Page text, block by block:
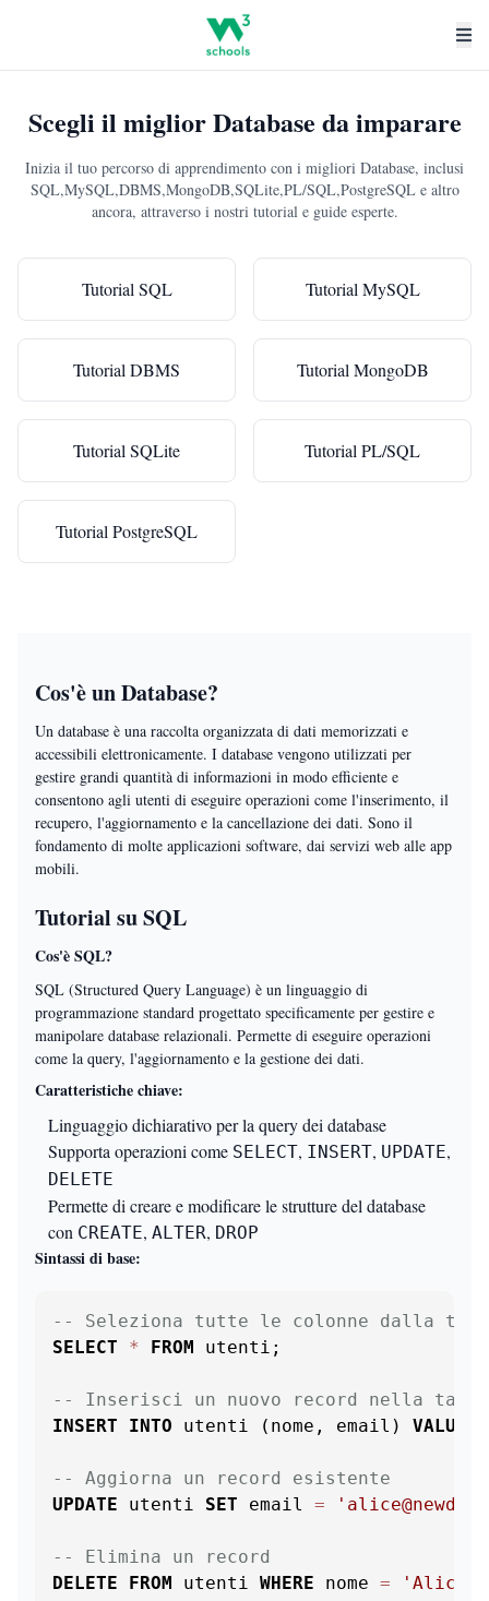
Scegli il miglior Database da imparare
Inizia il tuo percorso di apprendimento con i migliori Database, inclusi
SQL,MySQL,DBMS,MongoDB,SQLite,PL/SQL,PostgreSQL e altro
ancora, attraverso i nostri tutorial e guide esperte.
Tutorial SQL Tutorial MySQL
Tutorial DBMS Tutorial MongoDB
Tutorial SQLite Tutorial PL/SQL
Tutorial PostgreSQL
Cos'è un Database?
Un database è una raccolta organizzata di dati memorizzati e
accessibili elettronicamente. I database vengono utilizzati per
gestire grandi quantità di informazioni in modo efficiente e
consentono agli utenti di eseguire operazioni come l'inserimento, il
recupero, l'aggiornamento e la cancellazione dei dati. Sono il
fondamento di molte applicazioni software, dai servizi web alle app
mobili.
Tutorial su SQL
Cos'è SQL?
SQL (Structured Query Language) è un linguaggio di
programmazione standard progettato specificamente per gestire e
manipolare database relazionali. Permette di eseguire operazioni
come la query, l'aggiornamento e la gestione dei dati.
Caratteristiche chiave:
Linguaggio dichiarativo per la query dei database
Supporta operazioni come SELECT, INSERT, UPDATE,
DELETE
Permette di creare e modificare le strutture del database
con CREATE, ALTER, DROP
Sintassi di base:
-- Seleziona tutte le colonne dalla
SELECT
* FROM utenti;
-- Inserisci un nuovo record nella
INSERT
INTO utenti (nome, email) VALUES
-- Aggiorna un record esistente
UPDATE utenti SET email =
-- Elimina un record
DELETE
FROM utenti WHERE nome = 'Alice'